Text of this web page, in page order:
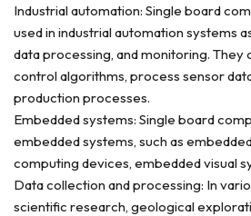
Industrial automation: Single board
used in industrial automation systems
data processing, and monitoring.
control algorithms, process sensor
production processes.
Embedded systems: Single board
embedded systems, such as
computing devices, embedded visual
Data collection and processing: In
scientific research, geological